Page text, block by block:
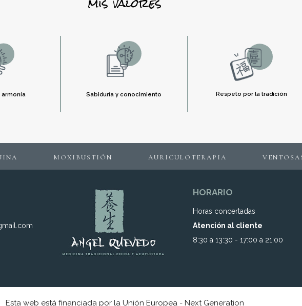
armonía Sabiduría y conocimiento Respeto por la tradición
MOXIBUSTIÓN AURICULOTERAPIA VENTOSAS
HORARIO
Horas concertadas
Atención al cliente
8:30 a 13:30 - 17:00 a 21:00
Esta web está financiada por la Unión Europea - Next Generation